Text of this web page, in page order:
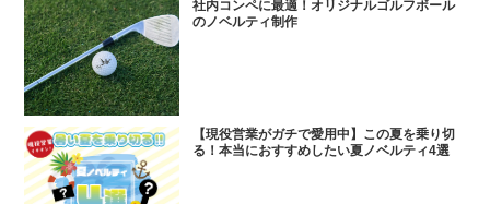
社内コンペに最適！オリジナルゴルフボール
のノベルティ制作
【現役営業がガチで愛用中】この夏を乗り切
る！本当におすすめしたい夏ノベルティ4選